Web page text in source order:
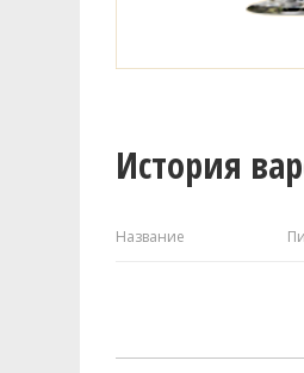
История
Название